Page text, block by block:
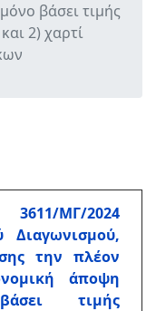
βάσει τιμής
2) χαρτί
ΜΓ/2024
Διαγωνισμού,
την πλέον
άποψη
τιμής